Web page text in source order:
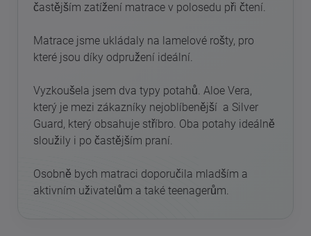
častějším zatížení matrace v polosedu při čtení.
Matrace jsme ukládaly na lamelové rošty, pro
které jsou díky odpružení ideální.
Vyzkoušela jsem dva typy potahů. Aloe Vera,
který je mezi zákazníky nejoblíbenější a Silver
Guard, který obsahuje stříbro. Oba potahy ideálně
sloužily i po častějším praní.
Osobně bych matraci doporučila mladším a
aktivním uživatelům a také teenagerům.